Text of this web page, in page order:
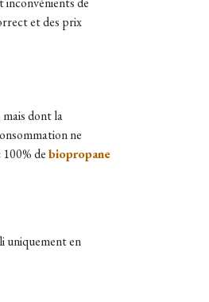
et des prix
dont la
ne
debiopropane
uniquement en